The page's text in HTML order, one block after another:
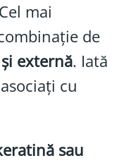
mai
de
externă. Iată
cu
sau